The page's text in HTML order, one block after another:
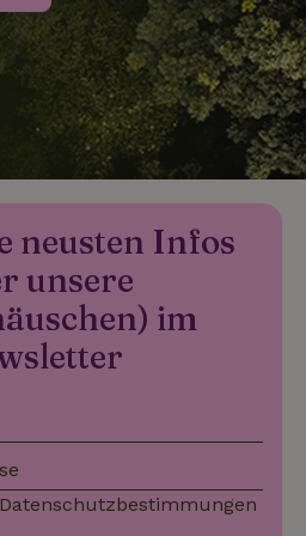
neusten Infos
unsere
im
Datenschutzbestimmungen
www.naturhaeuschen.de
www.naturhaeuschen.de
www.naturhaeuschen.de